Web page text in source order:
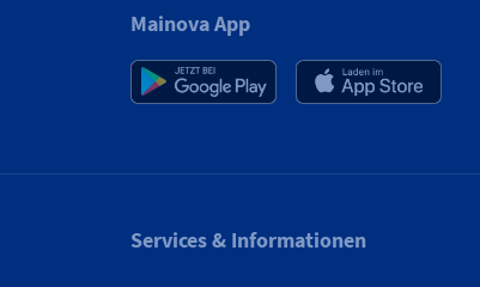
Mainova App
Services & Informationen